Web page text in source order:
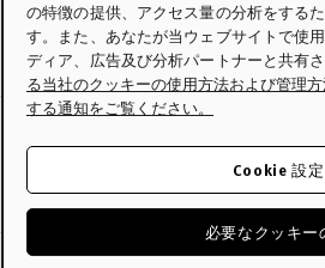
の特徴の提供、アクセス量の分析をする
す。また、あなたが当ウェブサイトで使
ディア、広告及び分析パートナーと共有
る当社のクッキーの使用方法および管理
する通知をご覧ください。
必要なクッキー
Cookie 設定